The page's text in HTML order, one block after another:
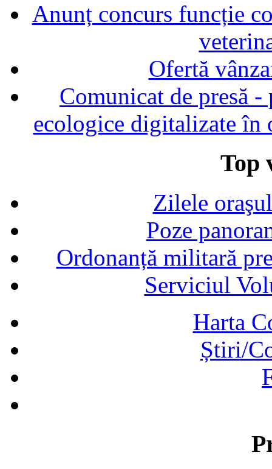
Anunț concurs funcție
Ofertă
Comunicat de presă
ecologice digitalizate în
Top
Zilele
Poze
Ordonanță militară
Serviciul
Harta
Știri/